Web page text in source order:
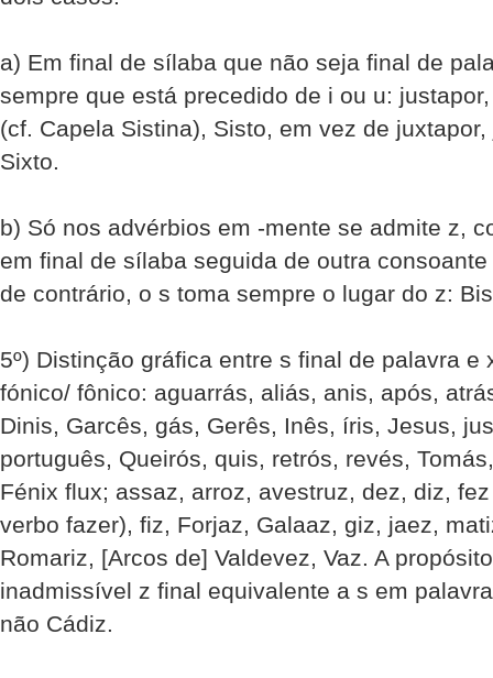
a) Em final de sílaba que não seja final de
sempre que está precedido de i ou u:
(cf. Capela Sistina), Sisto, em vez de
Sixto.
b) Só nos advérbios em -mente se admite z,
em final de sílaba seguida de outra
de contrário, o s toma sempre o lugar do z:
5º) Distinção gráfica entre s final de palavra e
fónico/ fônico: aguarrás, aliás, anis, após,
Dinis, Garcês, gás, Gerês, Inês, íris, Jesus,
português, Queirós, quis, retrós, revés,
Fénix flux; assaz, arroz, avestruz, dez, diz,
verbo fazer), fiz, Forjaz, Galaaz, giz, jaez,
Romariz, [Arcos de] Valdevez, Vaz. A
inadmissível z final equivalente a s em
não Cádiz.